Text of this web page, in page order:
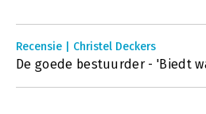
Recensie | Christel Deckers
De goede bestuurder - 'Biedt